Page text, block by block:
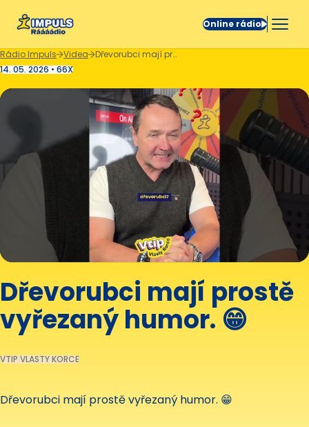
Online rádio
Rádio Impuls Videa
Dřevorubci mají prostě vyřezaný humor. 😁
14. 05. 2026 • 66X
Dřevorubci mají prostě
vyřezaný humor. 😁
VTIP VLASTY KORCE
Dřevorubci mají prostě vyřezaný humor. 😁